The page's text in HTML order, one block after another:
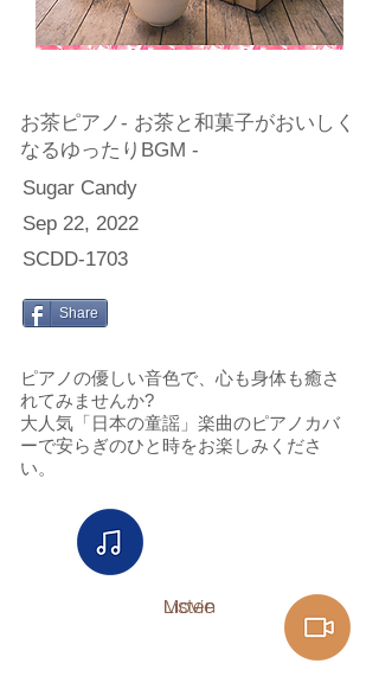
お茶ピアノ- お茶と和菓子がおいしく
なるゆったりBGM -
Sugar Candy
Sep 22, 2022
SCDD-1703
Share
ピアノの優しい音色で、心も身体も癒さ
れてみませんか?
大人気「日本の童謡」楽曲のピアノカバ
ーで安らぎのひと時をお楽しみくださ
い。
Listen
Movie